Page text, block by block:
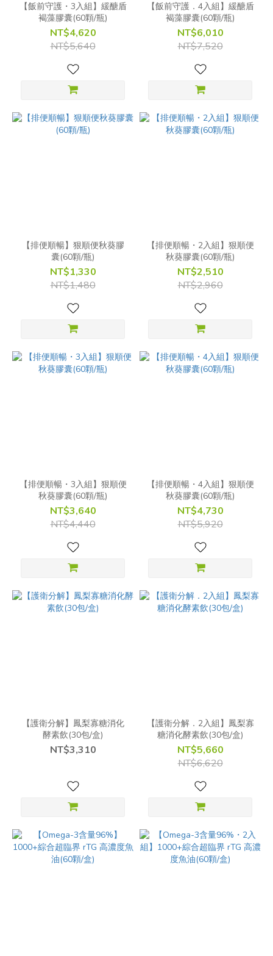
【飯前守護・3入組】緩醣盾
褐藻膠囊(60顆/瓶)
NT$4,620
NT$5,640
【飯前守護．4入組】緩醣盾
褐藻膠囊(60顆/瓶)
NT$6,010
NT$7,520
【排便順暢】狠順便秋葵膠
囊(60顆/瓶)
NT$1,330
NT$1,480
【排便順暢・2入組】狠順便
秋葵膠囊(60顆/瓶)
NT$2,510
NT$2,960
【排便順暢・3入組】狠順便
秋葵膠囊(60顆/瓶)
NT$3,640
NT$4,440
【排便順暢・4入組】狠順便
秋葵膠囊(60顆/瓶)
NT$4,730
NT$5,920
【護衛分解】鳳梨寡糖消化
酵素飲(30包/盒)
NT$3,310
【護衛分解．2入組】鳳梨寡
糖消化酵素飲(30包/盒)
NT$5,660
NT$6,620